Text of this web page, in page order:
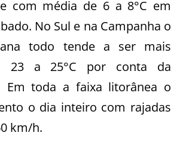
com média de 6 a 8°C em
No Sul e na Campanha o
todo tende a ser mais
23 a 25°C por conta da
Em toda a faixa litorânea o
o dia inteiro com rajadas
km/h.